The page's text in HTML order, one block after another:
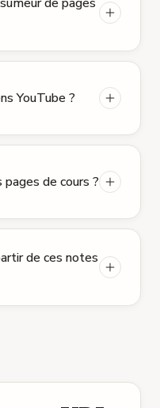
YouTube ?
de cours ?
de ces notes